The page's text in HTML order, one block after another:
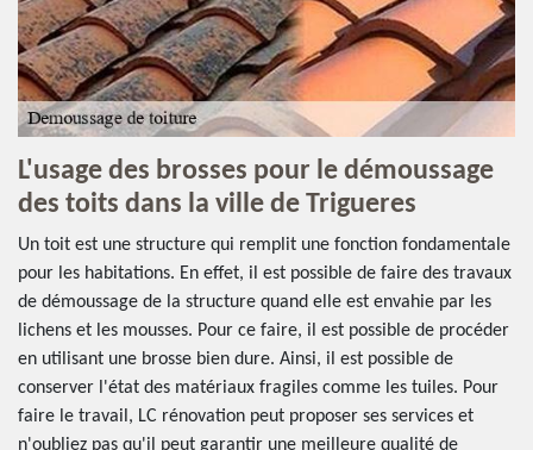
L'usage des brosses pour le démoussage
des toits dans la ville de Trigueres
Un toit est une structure qui remplit une fonction fondamentale
pour les habitations. En effet, il est possible de faire des travaux
de démoussage de la structure quand elle est envahie par les
lichens et les mousses. Pour ce faire, il est possible de procéder
en utilisant une brosse bien dure. Ainsi, il est possible de
conserver l'état des matériaux fragiles comme les tuiles. Pour
faire le travail, LC rénovation peut proposer ses services et
n'oubliez pas qu'il peut garantir une meilleure qualité de